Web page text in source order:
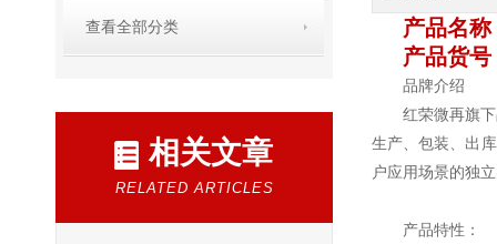
查看全部分类
相关文章
RELATED ARTICLES
产品名称
产品货
品牌介绍
红荣微再旗
生产、包装、出
户应用场景的独
产品特性：